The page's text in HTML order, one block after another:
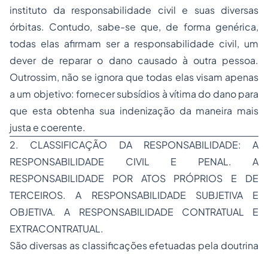
instituto da responsabilidade civil e suas diversas
órbitas. Contudo, sabe-se que, de forma genérica,
todas elas afirmam ser a responsabilidade civil, um
dever de reparar o dano causado à outra pessoa.
Outrossim, não se ignora que todas elas visam apenas
a um objetivo: fornecer subsídios à vítima do dano para
que esta obtenha sua indenização da maneira mais
justa e coerente.
2. CLASSIFICAÇÃO DA RESPONSABILIDADE: A
RESPONSABILIDADE CIVIL E PENAL. A
RESPONSABILIDADE POR ATOS PRÓPRIOS E DE
TERCEIROS. A RESPONSABILIDADE SUBJETIVA E
OBJETIVA. A RESPONSABILIDADE CONTRATUAL E
EXTRACONTRATUAL.
São diversas as classificações efetuadas pela doutrina